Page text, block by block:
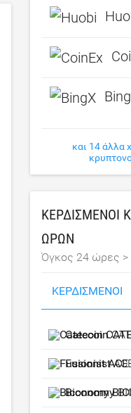
και 14 άλλα
ΚΕΡΔΙΣΜΈΝΟΙ
ΩΡΏΝ
Όγκος 24 ώρες >
ΚΕΡΔΙΣΜΈΝΟΙ
Catecoin
Fusionist
Biconomy